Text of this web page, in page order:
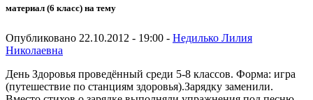
материал (6 класс) на тему
Опубликовано 22.10.2012 - 19:00 - Недилько Лилия
Николаевна
День Здоровья проведённый среди 5-8 классов. Форма: игра
(путешествие по станциям здоровья).Зарядку заменили.